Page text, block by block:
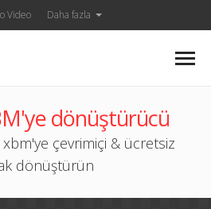
Video Daha fazla
dönüştürücü
xbm'ye çevrimiçi & ücretsiz
dönüştürün